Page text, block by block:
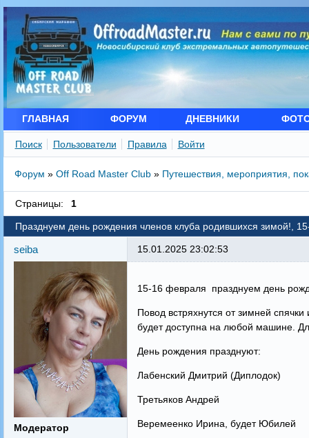
ГЛАВНАЯ ФОРУМ ДНЕВНИКИ
Поиск Пользователи Правила Войти
Форум » Off Road Master Club » Путешествия, мероприятия,
Страницы: 1
Празднуем день рождения членов клуба родившихся зимой!,
seiba
Модератор
15.01.2025 23:02:53
15-16 февраля празднуем день
Повод встряхнутся от зимней
будет доступна на любой машине.
День рождения празднуют:
Лабенский Дмитрий (Диплодок)
Третьяков Андрей
Веремеенко Ирина, будет Юбилей